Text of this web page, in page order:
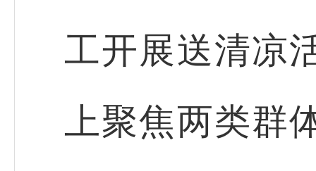
工开展送清凉
上聚焦两类群